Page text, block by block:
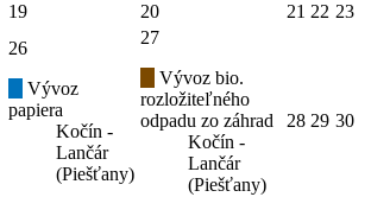
19 20 21 22 23
26
Vývoz
papiera
Kočín -
Lančár
(Piešťany)
27
Vývoz bio.
rozložiteľného
odpadu zo záhrad
Kočín -
Lančár
(Piešťany)
28 29 30